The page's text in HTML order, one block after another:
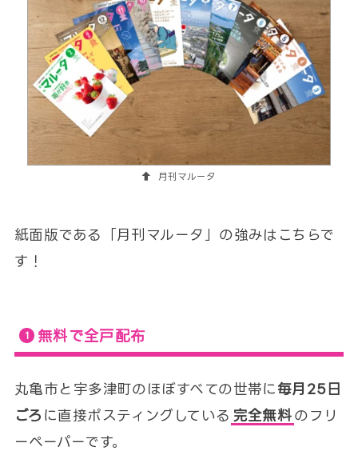
月刊マルータ
紙面版である「月刊マルータ」の強みはこちらで
す！
無料で全戸配布
丸亀市と宇多津町のほぼすべての世帯に 毎月25日
ごろ に直接ポスティングしている 完全無料 のフリ
ーペーパーです。